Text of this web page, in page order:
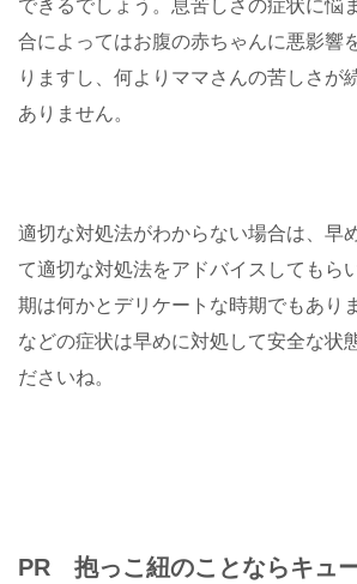
できるでしょう。息苦しさの症状に悩
合によってはお腹の赤ちゃんに悪影響
りますし、何よりママさんの苦しさが
ありません。
適切な対処法がわからない場合は、早
て適切な対処法をアドバイスしてもら
期は何かとデリケートな時期でもあり
などの症状は早めに対処して安全な状
ださいね。
PR 抱っこ紐のことならキュ